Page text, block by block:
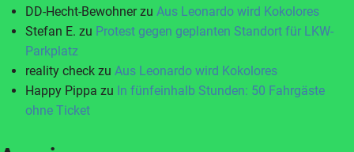
DD-Hecht-Bewohnerzu Aus Leonardo wird Kokolores
Stefan E. zu Protest gegen geplanten Standort für LKW-
Parkplatz
reality check zu Aus Leonardo wird Kokolores
Happy Pippa zu In fünfeinhalb Stunden: 50 Fahrgäste
ohne Ticket